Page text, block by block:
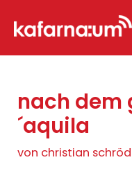
Inhalt
nach dem
´aquila
von christian